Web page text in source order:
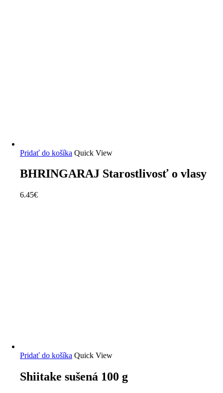
Pridať do košíka Quick View
BHRINGARAJ Starostlivosť o vlasy
6.45€
Pridať do košíka Quick View
Shiitake sušená 100 g